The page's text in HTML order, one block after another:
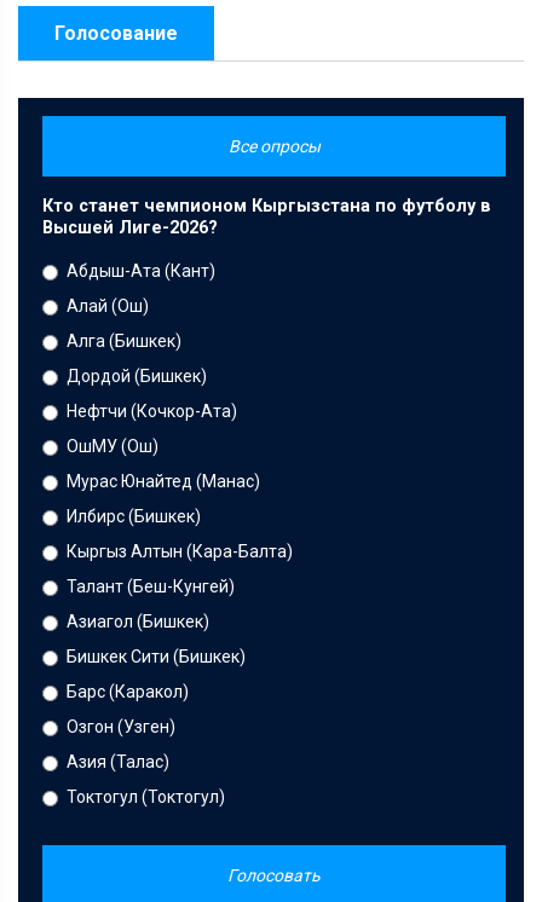
Голосование
Все опросы
Кто станет чемпионом Кыргызстана по футболу в
Высшей Лиге-2026?
Абдыш-Ата (Кант)
Алай (Ош)
Алга (Бишкек)
Дордой (Бишкек)
Нефтчи (Кочкор-Ата)
ОшМУ (Ош)
Мурас Юнайтед (Манас)
Илбирс (Бишкек)
Кыргыз Алтын (Кара-Балта)
Талант (Беш-Кунгей)
Азиагол (Бишкек)
Бишкек Сити (Бишкек)
Барс (Каракол)
Озгон (Узген)
Азия (Талас)
Токтогул (Токтогул)
Голосовать